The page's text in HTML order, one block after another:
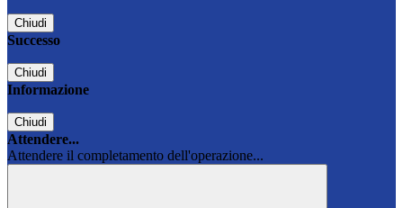
Chiudi
Successo
Chiudi
Informazione
Chiudi
Attendere...
Attendere il completamento dell'operazione...